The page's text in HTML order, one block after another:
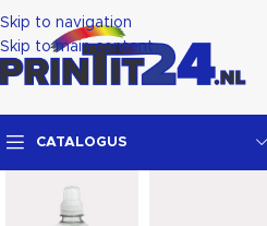
Skip to navigation
Skip to main content
CATALOGUS